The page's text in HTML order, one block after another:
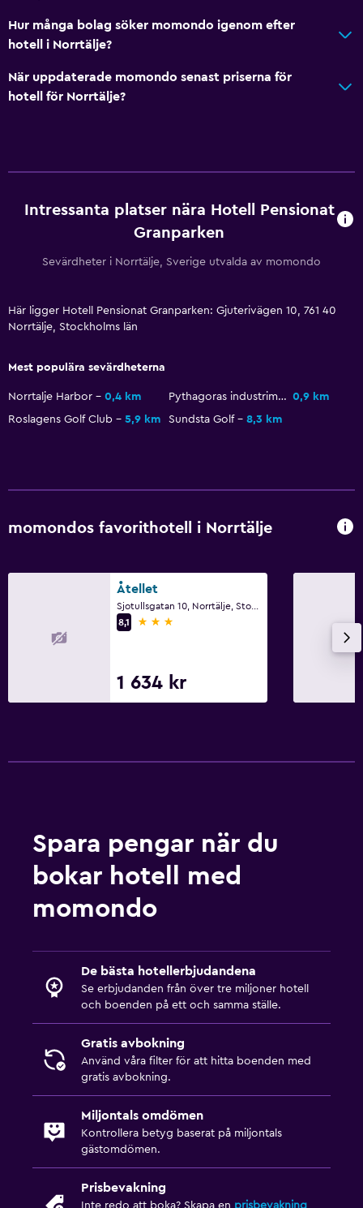
Skidåkning
Mini-golf
Tillgänglighet och lämplighet
Rökningsområden
Utomhus
Balkong
Picknickområde
Trädgård
Affärscentrum
Barnsängar tillgängliga
Inomhus lekområde
Flat-screen TV
Uttag nära sängen
Klädhängare
Hälsa och säkerhet
Daglig städning
Förstahjälpenlåda
Säkerhetsvakt dygnet runt
Parkering och transport
Gatuparkering
Hur många bolag söker momondo igenom efter
hotell i Norrtälje?
När uppdaterade momondo senast priserna för
hotell för Norrtälje?
Intressanta platser nära Hotell Pensionat
Granparken
Sevärdheter i Norrtälje, Sverige utvalda av momondo
Här ligger Hotell Pensionat Granparken: Gjuterivägen 10, 761 40
Norrtälje, Stockholms län
Mest populära sevärdheterna
Norrtalje Harbor 0,4 km Pythagoras industrimuseum 0,9 km
Roslagens Golf Club
5,9 km Sundsta Golf 8,3 km
momondos favorithotell i Norrtälje
Åtellet
8,1
3 stjärnor
1 634 kr
Spara pengar när du
bokar hotell med
momondo
De bästa hotellerbjudandena
Se erbjudanden från över tre miljoner hotell
och boenden på ett och samma ställe.
Gratis avbokning
Använd våra filter för att hitta boenden med
gratis avbokning.
Miljontals omdömen
Kontrollera betyg baserat på miljontals
gästomdömen.
Prisbevakning
Inte redo att boka? Skapa en prisbevakning